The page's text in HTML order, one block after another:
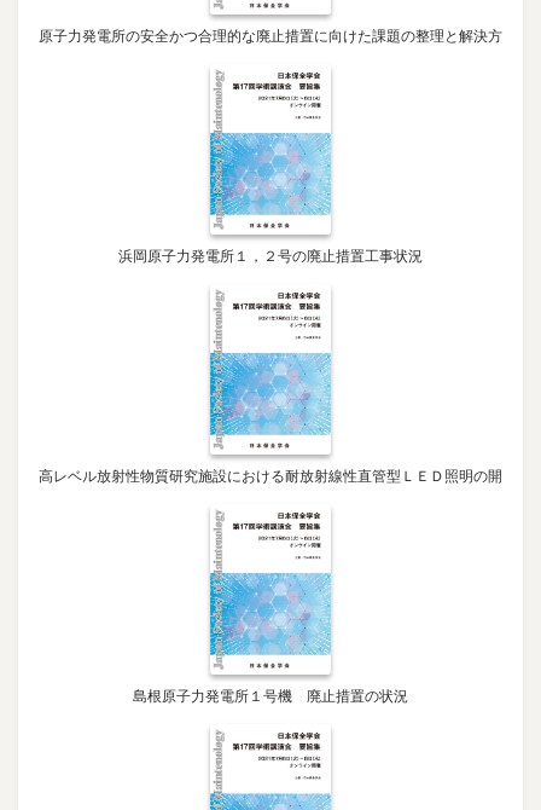
原子力発電所の安全かつ合理的な廃止措置に向けた課題の整理と解決方
浜岡原子力発電所１，２号の廃止措置工事状況
高レベル放射性物質研究施設における耐放射線性直管型ＬＥＤ照明の開
島根原子力発電所１号機 廃止措置の状況